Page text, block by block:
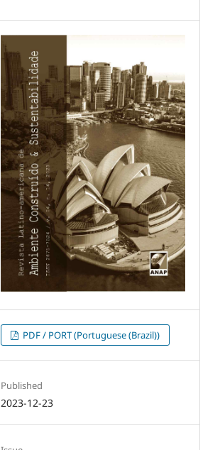
PDF / PORT (Portuguese (Brazil))
Published
2023-12-23